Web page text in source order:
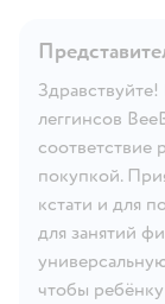
леггинсов
соответствие
покупкой.
кстати и для
для занятий
чтобы